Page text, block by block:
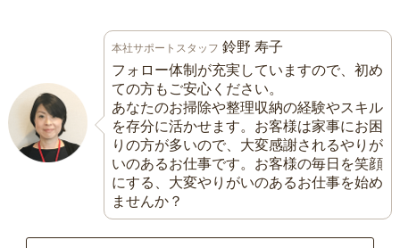
本社サポートスタッフ 鈴野 寿子
フォロー体制が充実していますので、初め
ての方もご安心ください。
あなたのお掃除や整理収納の経験やスキル
を存分に活かせます。お客様は家事にお困
りの方が多いので、大変感謝されるやりが
いのあるお仕事です。お客様の毎日を笑顔
にする、大変やりがいのあるお仕事を始め
ませんか？